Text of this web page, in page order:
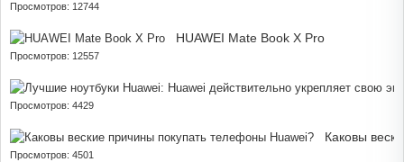
Просмотров: 12744
HUAWEI Mate Book X Pro
Просмотров: 12557
Просмотров: 4429
Каковы
Просмотров: 4501